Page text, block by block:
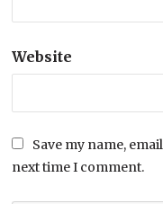
Website
Save my name,
next time I comment.